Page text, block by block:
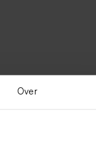
Over